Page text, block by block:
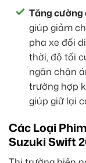
Tăng cường
giúp giảm
pha xe đối
thời, độ tối
ngăn chặn
trường hợp
giúp giữ lại
Các Loại
Suzuki Swift